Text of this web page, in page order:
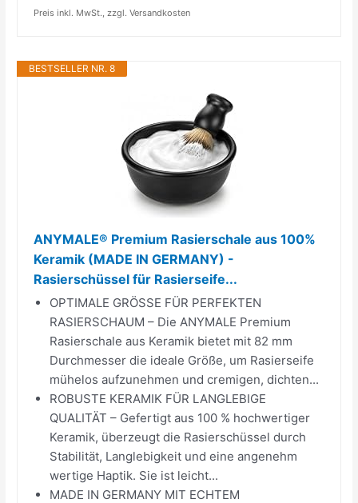
Preis inkl. MwSt., zzgl. Versandkosten
BESTSELLER NR. 8
ANYMALE® Premium Rasierschale aus 100%
Keramik (MADE IN GERMANY) -
Rasierschüssel für Rasierseife...
OPTIMALE GRÖSSE FÜR PERFEKTEN
RASIERSCHAUM – Die ANYMALE Premium
Rasierschale aus Keramik bietet mit 82 mm
Durchmesser die ideale Größe, um Rasierseife
mühelos aufzunehmen und cremigen, dichten...
ROBUSTE KERAMIK FÜR LANGLEBIGE
QUALITÄT – Gefertigt aus 100 % hochwertiger
Keramik, überzeugt die Rasierschüssel durch
Stabilität, Langlebigkeit und eine angenehm
wertige Haptik. Sie ist leicht...
MADE IN GERMANY MIT ECHTEM